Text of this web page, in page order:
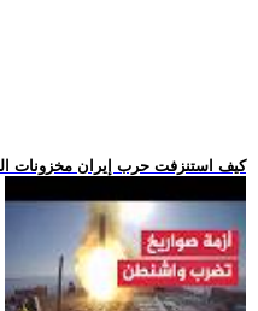
.. كيف استنزفت حرب إيران مخزونات